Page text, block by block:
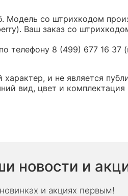
Модель со штрихкодом
Ваш заказ со
телефону 8 (499) 677 16
и не является
вид, цвет и
новости и
и акциях первым!